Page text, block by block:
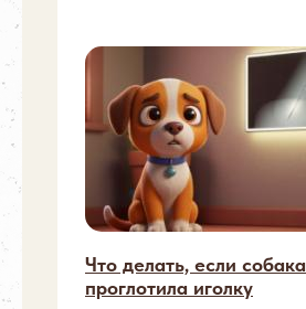
Что делать, если собака
проглотила иголку